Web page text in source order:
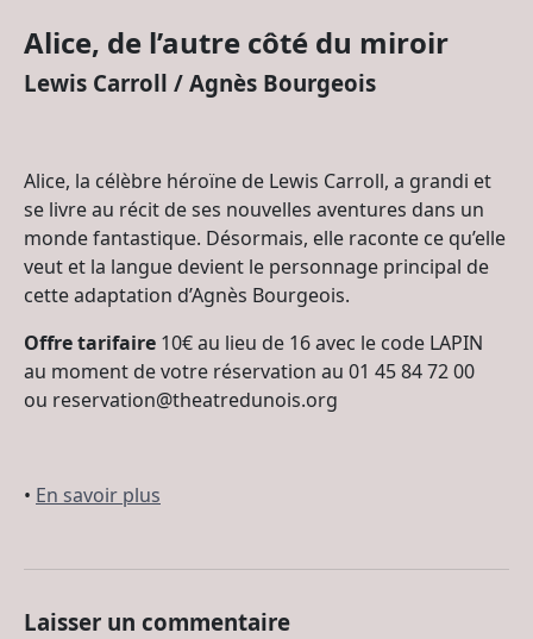
Alice, de l’autre côté du miroir
Lewis Carroll / Agnès Bourgeois
Alice, la célèbre héroïne de Lewis Carroll, a grandi et
se livre au récit de ses nouvelles aventures dans un
monde fantastique. Désormais, elle raconte ce qu’elle
veut et la langue devient le personnage principal de
cette adaptation d’Agnès Bourgeois.
Offre tarifaire 10€ au lieu de 16 avec le code LAPIN
au moment de votre réservation au 01 45 84 72 00
ou reservation@theatredunois.org
• En savoir plus
Laisser un commentaire